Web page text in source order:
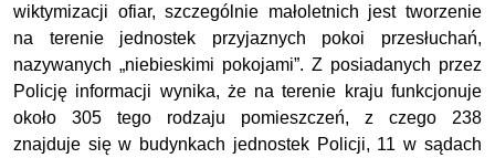
wiktymizacji ofiar, szczególnie małoletnich jest tworzenie
na terenie jednostek przyjaznych pokoi przesłuchań,
nazywanych „niebieskimi pokojami”. Z posiadanych przez
Policję informacji wynika, że na terenie kraju funkcjonuje
około 305 tego rodzaju pomieszczeń, z czego 238
znajduje się w budynkach jednostek Policji, 11 w sądach